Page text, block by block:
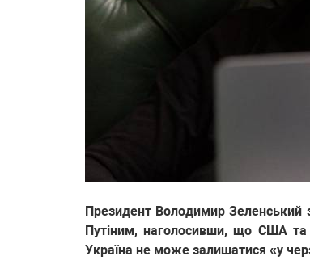
Президент Володимир Зеленський
Путіним, наголосивши, що США та
Україна не може залишатися «у